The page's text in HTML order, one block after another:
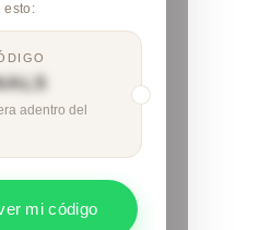
esto:
adentro del
mi código